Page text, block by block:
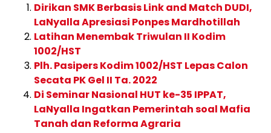
Dirikan SMK Berbasis Link and Match DUDI,
LaNyalla Apresiasi Ponpes Mardhotillah
Latihan Menembak Triwulan II Kodim
1002/HST
Plh. Pasipers Kodim 1002/HST Lepas Calon
Secata PK Gel II Ta. 2022
Di Seminar Nasional HUT ke-35 IPPAT,
LaNyalla Ingatkan Pemerintah soal Mafia
Tanah dan Reforma Agraria